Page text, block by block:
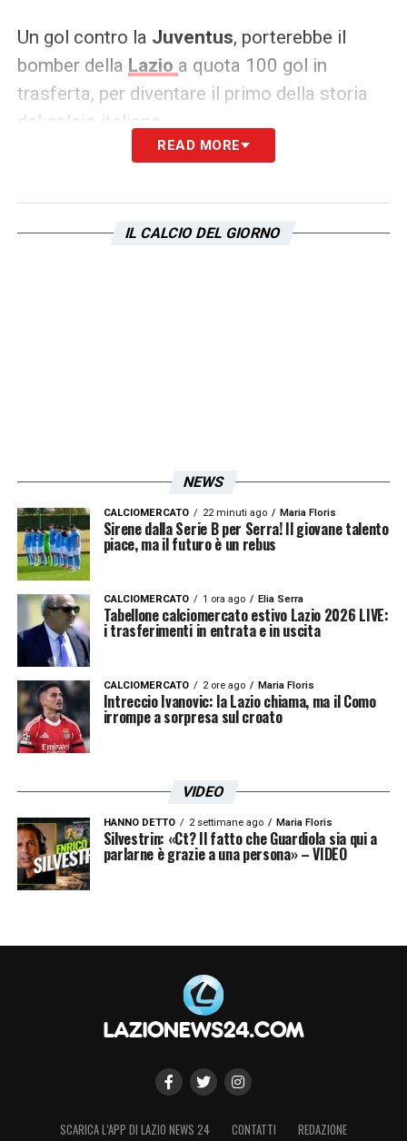
Un gol contro la Juventus, porterebbe il
bomber della Lazio a quota 100 gol in
trasferta, per diventare il primo della storia
del calcio italiano.
READ MORE
IL CALCIO DEL GIORNO
NEWS
CALCIOMERCATO 22 minuti ago Maria Floris
Sirene dalla Serie B per Serra! Il giovane talento
piace, ma il futuro è un rebus
CALCIOMERCATO 1 ora ago Elia Serra
Tabellone calciomercato estivo Lazio 2026 LIVE:
i trasferimenti in entrata e in uscita
CALCIOMERCATO 2 ore ago Maria Floris
Intreccio Ivanovic: la Lazio chiama, ma il Como
irrompe a sorpresa sul croato
VIDEO
HANNO DETTO 2 settimane ago Maria Floris
Silvestrin: «Ct? Il fatto che Guardiola sia qui a
parlarne è grazie a una persona» – VIDEO
SCARICA L’APP DI LAZIO NEWS 24 CONTATTI REDAZIONE